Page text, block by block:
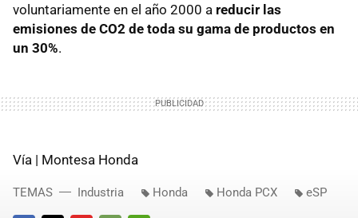
voluntariamente en el año 2000 a reducir las
emisiones de CO2 de toda su gama de productos en
un 30%.
Vía | Montesa Honda
TEMAS Industria Honda Honda PCX eSP